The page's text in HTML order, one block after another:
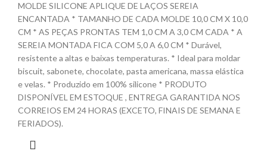
MOLDE SILICONE APLIQUE DE LAÇOS SEREIA
ENCANTADA * TAMANHO DE CADA MOLDE 10,0 CM X 10,0
CM * AS PEÇAS PRONTAS TEM 1,0 CM A 3,0 CM CADA * A
SEREIA MONTADA FICA COM 5,0 A 6,0 CM * Durável,
resistente a altas e baixas temperaturas. * Ideal para moldar
biscuit, sabonete, chocolate, pasta americana, massa elástica
e velas. * Produzido em 100% silicone * PRODUTO
DISPONÍVEL EM ESTOQUE , ENTREGA GARANTIDA NOS
CORREIOS EM 24 HORAS (EXCETO, FINAIS DE SEMANA E
FERIADOS).